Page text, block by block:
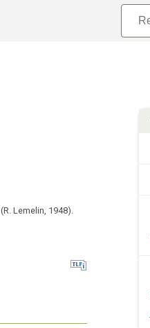
(R. Lemelin, 1948).